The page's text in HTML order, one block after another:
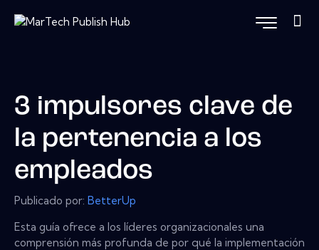
3 impulsores clave de
la pertenencia a los
empleados
Publicado por: BetterUp
Esta guía ofrece a los líderes organizacionales una
comprensión más profunda de por qué la implementación